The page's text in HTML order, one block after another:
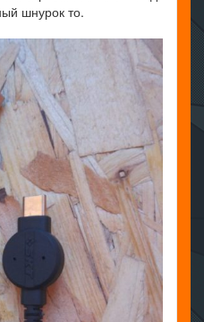
шнурок то.